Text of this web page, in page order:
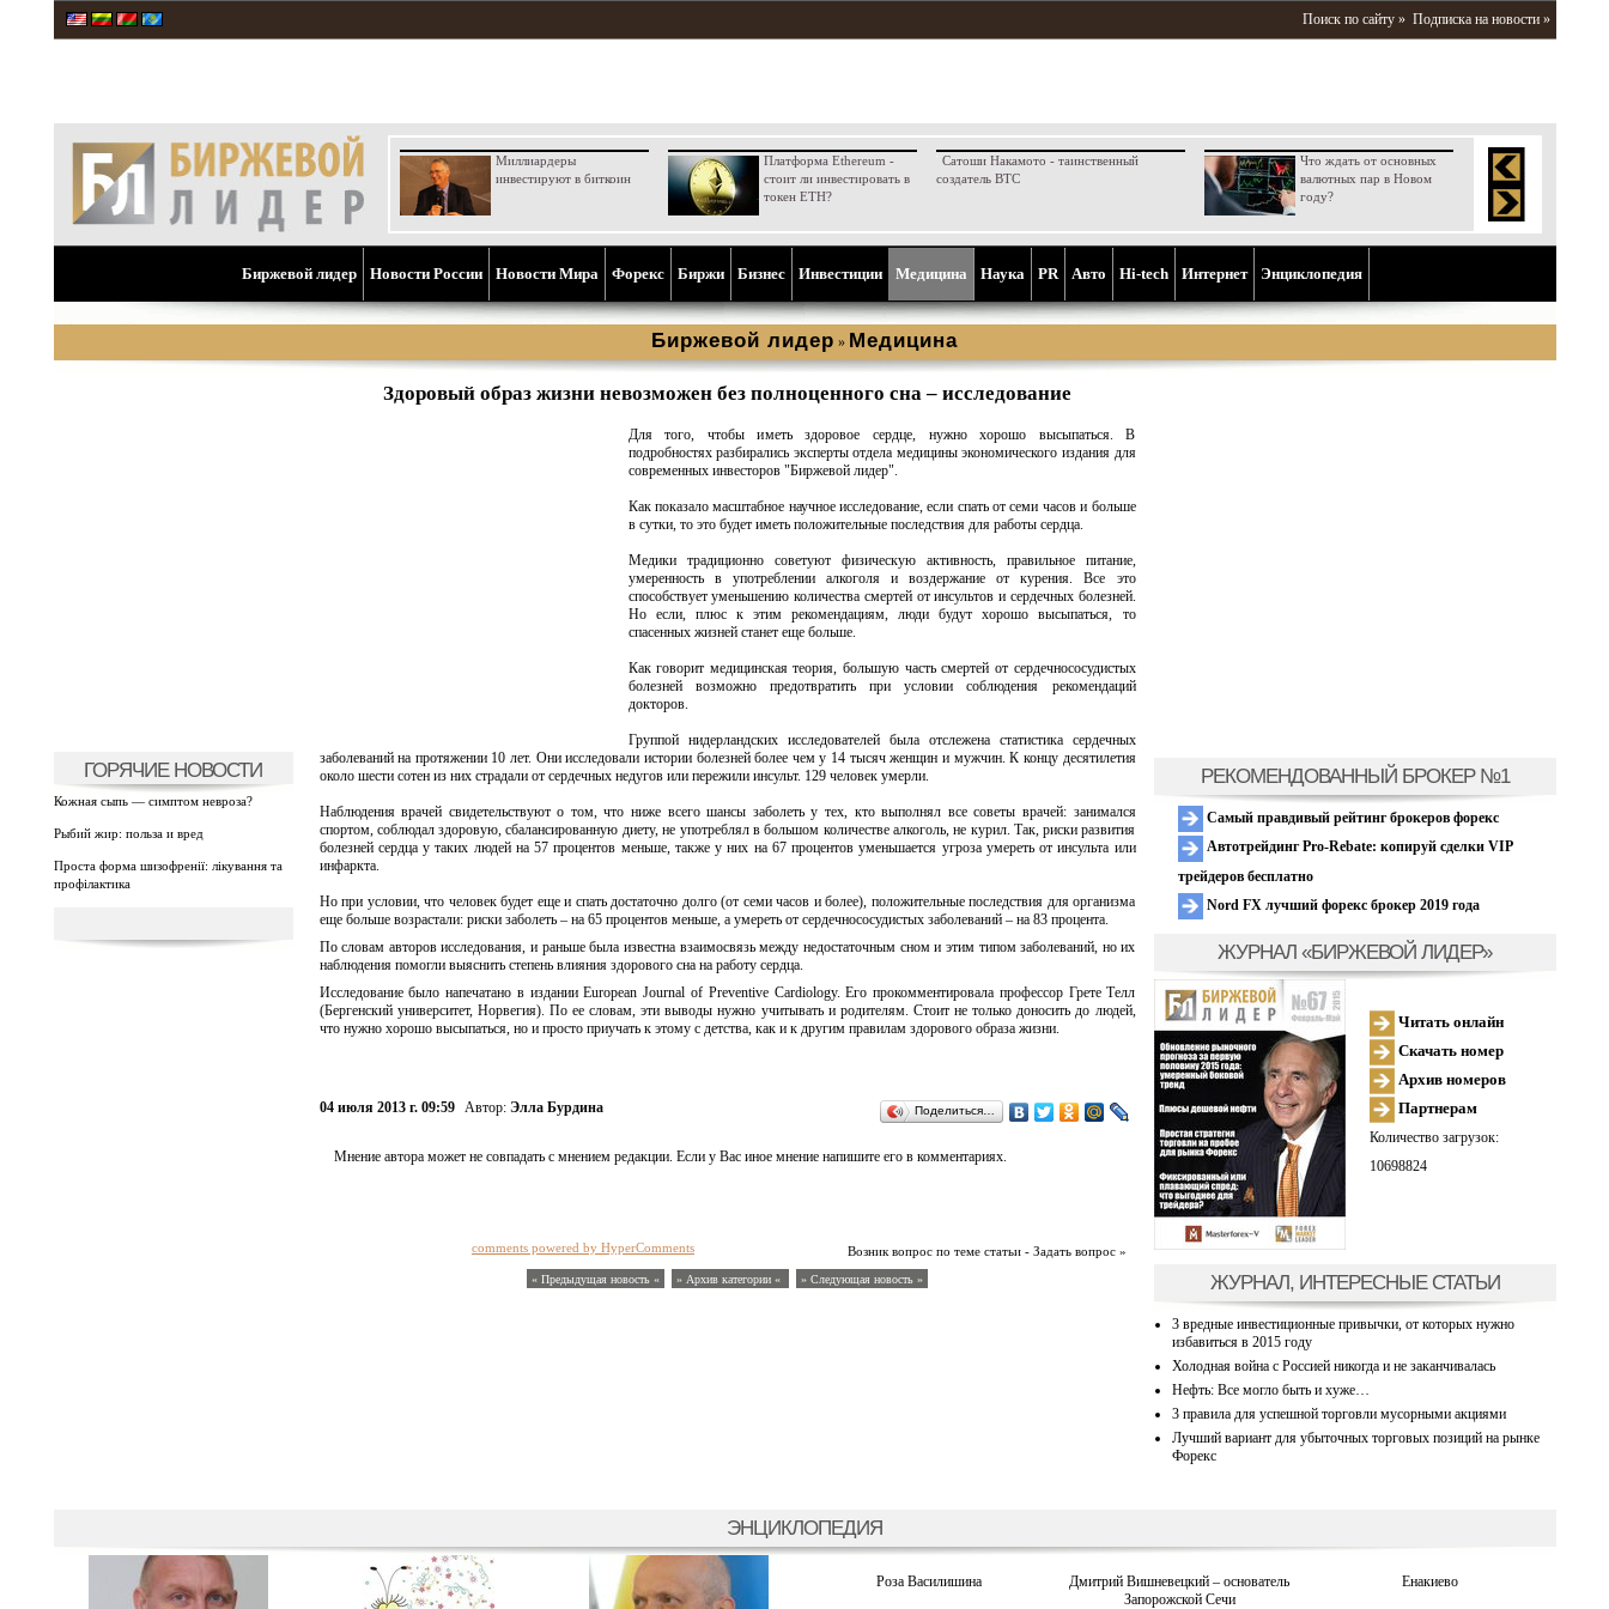
Поиск по сайту » Подписка на новости »
Миллиардеры
инвестируют в биткоин
Платформа Ethereum -
стоит ли инвестировать в
токен ETH?
Сатоши Накамото - таинственный
создатель BTC
Что ждать от основных
валютных пар в Новом
году?
Биржевой лидер Новости России Новости Мира Форекс Биржи Бизнес Инвестиции Медицина Наука PR Aвто Hi-tech Интернет Энциклопедия
Биржевой лидер » Медицина
ГОРЯЧИЕ НОВОСТИ
Кожная сыпь — симптом невроза?
Рыбий жир: польза и вред
Проста форма шизофренії: лікування та
профілактика
Здоровый образ жизни невозможен без полноценного сна – исследование
Для того, чтобы иметь здоровое сердце, нужно хорошо высыпаться. В
подробностях разбирались эксперты отдела медицины экономического издания для
современных инвесторов "Биржевой лидер".
Как показало масштабное научное исследование, если спать от семи часов и больше
в сутки, то это будет иметь положительные последствия для работы сердца.
Медики традиционно советуют физическую активность, правильное питание,
умеренность в употреблении алкоголя и воздержание от курения. Все это
способствует уменьшению количества смертей от инсультов и сердечных болезней.
Но если, плюс к этим рекомендациям, люди будут хорошо высыпаться, то
спасенных жизней станет еще больше.
Как говорит медицинская теория, большую часть смертей от сердечнососудистых
болезней возможно предотвратить при условии соблюдения рекомендаций
докторов.
Группой нидерландских исследователей была отслежена статистика сердечных
заболеваний на протяжении 10 лет. Они исследовали истории болезней более чем у 14 тысяч женщин и мужчин. К концу десятилетия
около шести сотен из них страдали от сердечных недугов или пережили инсульт. 129 человек умерли.
Наблюдения врачей свидетельствуют о том, что ниже всего шансы заболеть у тех, кто выполнял все советы врачей: занимался
спортом, соблюдал здоровую, сбалансированную диету, не употреблял в большом количестве алкоголь, не курил. Так, риски развития
болезней сердца у таких людей на 57 процентов меньше, также у них на 67 процентов уменьшается угроза умереть от инсульта или
инфаркта.
Но при условии, что человек будет еще и спать достаточно долго (от семи часов и более), положительные последствия для организма
еще больше возрастали: риски заболеть – на 65 процентов меньше, а умереть от сердечнососудистых заболеваний – на 83 процента.
По словам авторов исследования, и раньше была известна взаимосвязь между недостаточным сном и этим типом заболеваний, но их
наблюдения помогли выяснить степень влияния здорового сна на работу сердца.
Исследование было напечатано в издании European Journal of Preventive Cardiology. Его прокомментировала профессор Грете Телл
(Бергенский университет, Норвегия). По ее словам, эти выводы нужно учитывать и родителям. Стоит не только доносить до людей,
что нужно хорошо высыпаться, но и просто приучать к этому с детства, как и к другим правилам здорового образа жизни.
04 июля 2013 г. 09:59 Автор: Элла Бурдина Поделиться…
Мнение автора может не совпадать с мнением редакции. Если у Вас иное мнение напишите его в комментариях.
Возник вопрос по теме статьи - Задать вопрос »
comments powered by HyperComments
« Предыдущая новость « » Архив категории « » Следующая новость »
РЕКОМЕНДОВАННЫЙ БРОКЕР №1
Самый правдивый рейтинг брокеров форекс
Автотрейдинг Pro-Rebate: копируй сделки VIP
трейдеров бесплатно
Nord FX лучший форекс брокер 2019 года
ЖУРНАЛ «БИРЖЕВОЙ ЛИДЕР»
Читать онлайн
Скачать номер
Архив номеров
Партнерам
Количество загрузок:
10698824
ЖУРНАЛ, ИНТЕРЕСНЫЕ СТАТЬИ
3 вредные инвестиционные привычки, от которых нужно
избавиться в 2015 году
Холодная война с Россией никогда и не заканчивалась
Нефть: Все могло быть и хуже…
3 правила для успешной торговли мусорными акциями
Лучший вариант для убыточных торговых позиций на рынке
Форекс
ЭНЦИКЛОПЕДИЯ
Роза Василишина
Дмитрий Вишневецкий – основатель
Запорожской Сечи
Енакиево